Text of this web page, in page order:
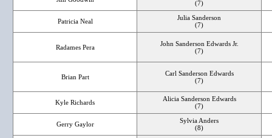
(7)
Patricia Neal
Julia Sanderson
(7)
Radames Pera
John Sanderson Edwards Jr.
(7)
Brian Part
Carl Sanderson Edwards
(7)
Kyle Richards
Alicia Sanderson Edwards
(7)
Gerry Gaylor
Sylvia Anders
(8)